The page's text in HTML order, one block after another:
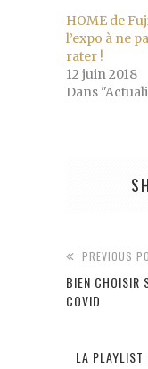
HOME de
l’expo à ne
rater !
12 juin 2018
Dans
PREVIOUS
BIEN CHOISIR
COVID
LA PLAYLIST